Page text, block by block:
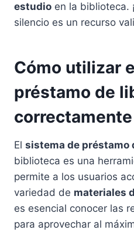
estudio en la biblioteca.
silencio es un recurso
Cómo utilizar
préstamo de
correctamente
El sistema de préstamo
biblioteca es una
permite a los usuarios
variedad de materiales
es esencial conocer las
para aprovechar al